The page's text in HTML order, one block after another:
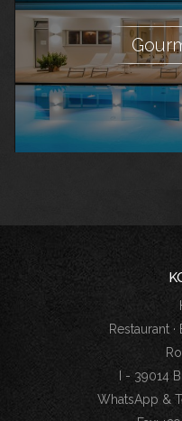
Restaurant
I - 39014
WhatsApp &